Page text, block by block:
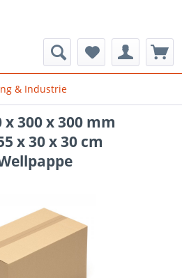
& Industrie
300 x 300 mm
x 30 x 30 cm